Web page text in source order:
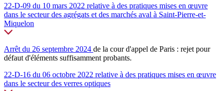
22-D-09 du 10 mars 2022 relative à des pratiques mises en œuvre
dans le secteur des agrégats et des marchés aval à Saint-Pierre-et-
Miquelon
Arrêt du 26 septembre 2024 de la cour d'appel de Paris : rejet pour
défaut d'éléments suffisamment probants.
22-D-16 du 06 octobre 2022 relative à des pratiques mises en œuvre
dans le secteur des verres optiques